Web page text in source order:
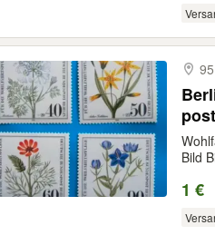
Bild
1 €